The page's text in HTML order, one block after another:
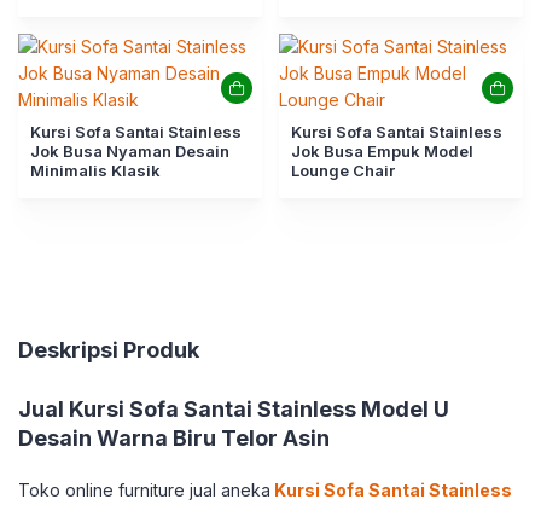
Kursi Sofa Santai Stainless
Jok Busa Nyaman Desain
Minimalis Klasik
Kursi Sofa Santai Stainless
Jok Busa Empuk Model
Lounge Chair
Deskripsi Produk
Jual Kursi Sofa Santai Stainless Model U
Desain Warna Biru Telor Asin
Toko online furniture jual aneka Kursi Sofa Santai Stainless